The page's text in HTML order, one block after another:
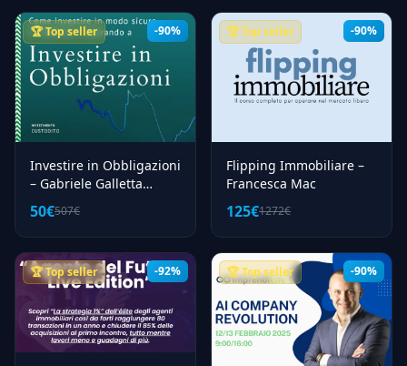
-90%
🏆 Top seller
Investire in Obbligazioni
– Gabriele Galletta
50€507€
-90%
🏆 Top seller
Flipping Immobiliare –
Francesca Mac
125€1272€
-92%
🏆 Top seller -90%
🏆 Top seller